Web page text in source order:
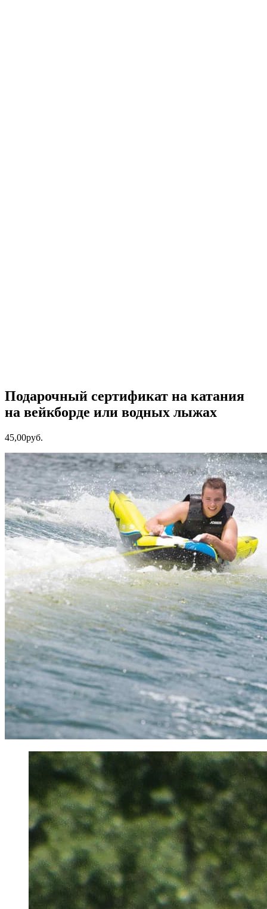
Подарочный сертификат на катания
на вейкборде или водных лыжах
45,00руб.